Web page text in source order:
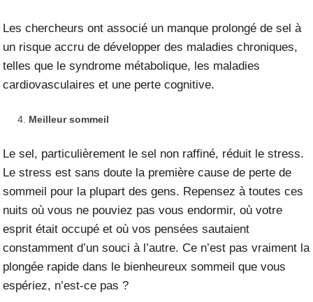
Les chercheurs ont associé un manque prolongé de sel à
un risque accru de développer des maladies chroniques,
telles que le syndrome métabolique, les maladies
cardiovasculaires et une perte cognitive.
Meilleur sommeil
Le sel, particulièrement le sel non raffiné, réduit le stress.
Le stress est sans doute la première cause de perte de
sommeil pour la plupart des gens. Repensez à toutes ces
nuits où vous ne pouviez pas vous endormir, où votre
esprit était occupé et où vos pensées sautaient
constamment d’un souci à l’autre. Ce n’est pas vraiment la
plongée rapide dans le bienheureux sommeil que vous
espériez, n’est-ce pas ?